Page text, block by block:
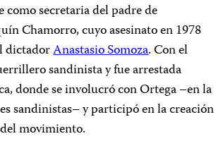
secretaria del padre de
Chamorro, cuyo asesinato en 1978
dictadorAnastasio Somoza. Con el
sandinista y fue arrestada
donde se involucró con Ortega –en la
sandinistas– y participó en la creación
movimiento.